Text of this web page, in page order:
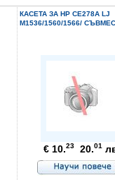
КАСЕТА ЗА HP CE278A LJ
M1536/1560/1566/
€ 10.23 20.01